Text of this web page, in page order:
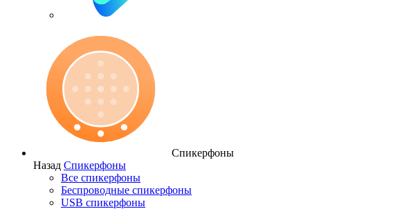
Спикерфоны
Назад Спикерфоны
Все спикерфоны
Беспроводные спикерфоны
USB спикерфоны